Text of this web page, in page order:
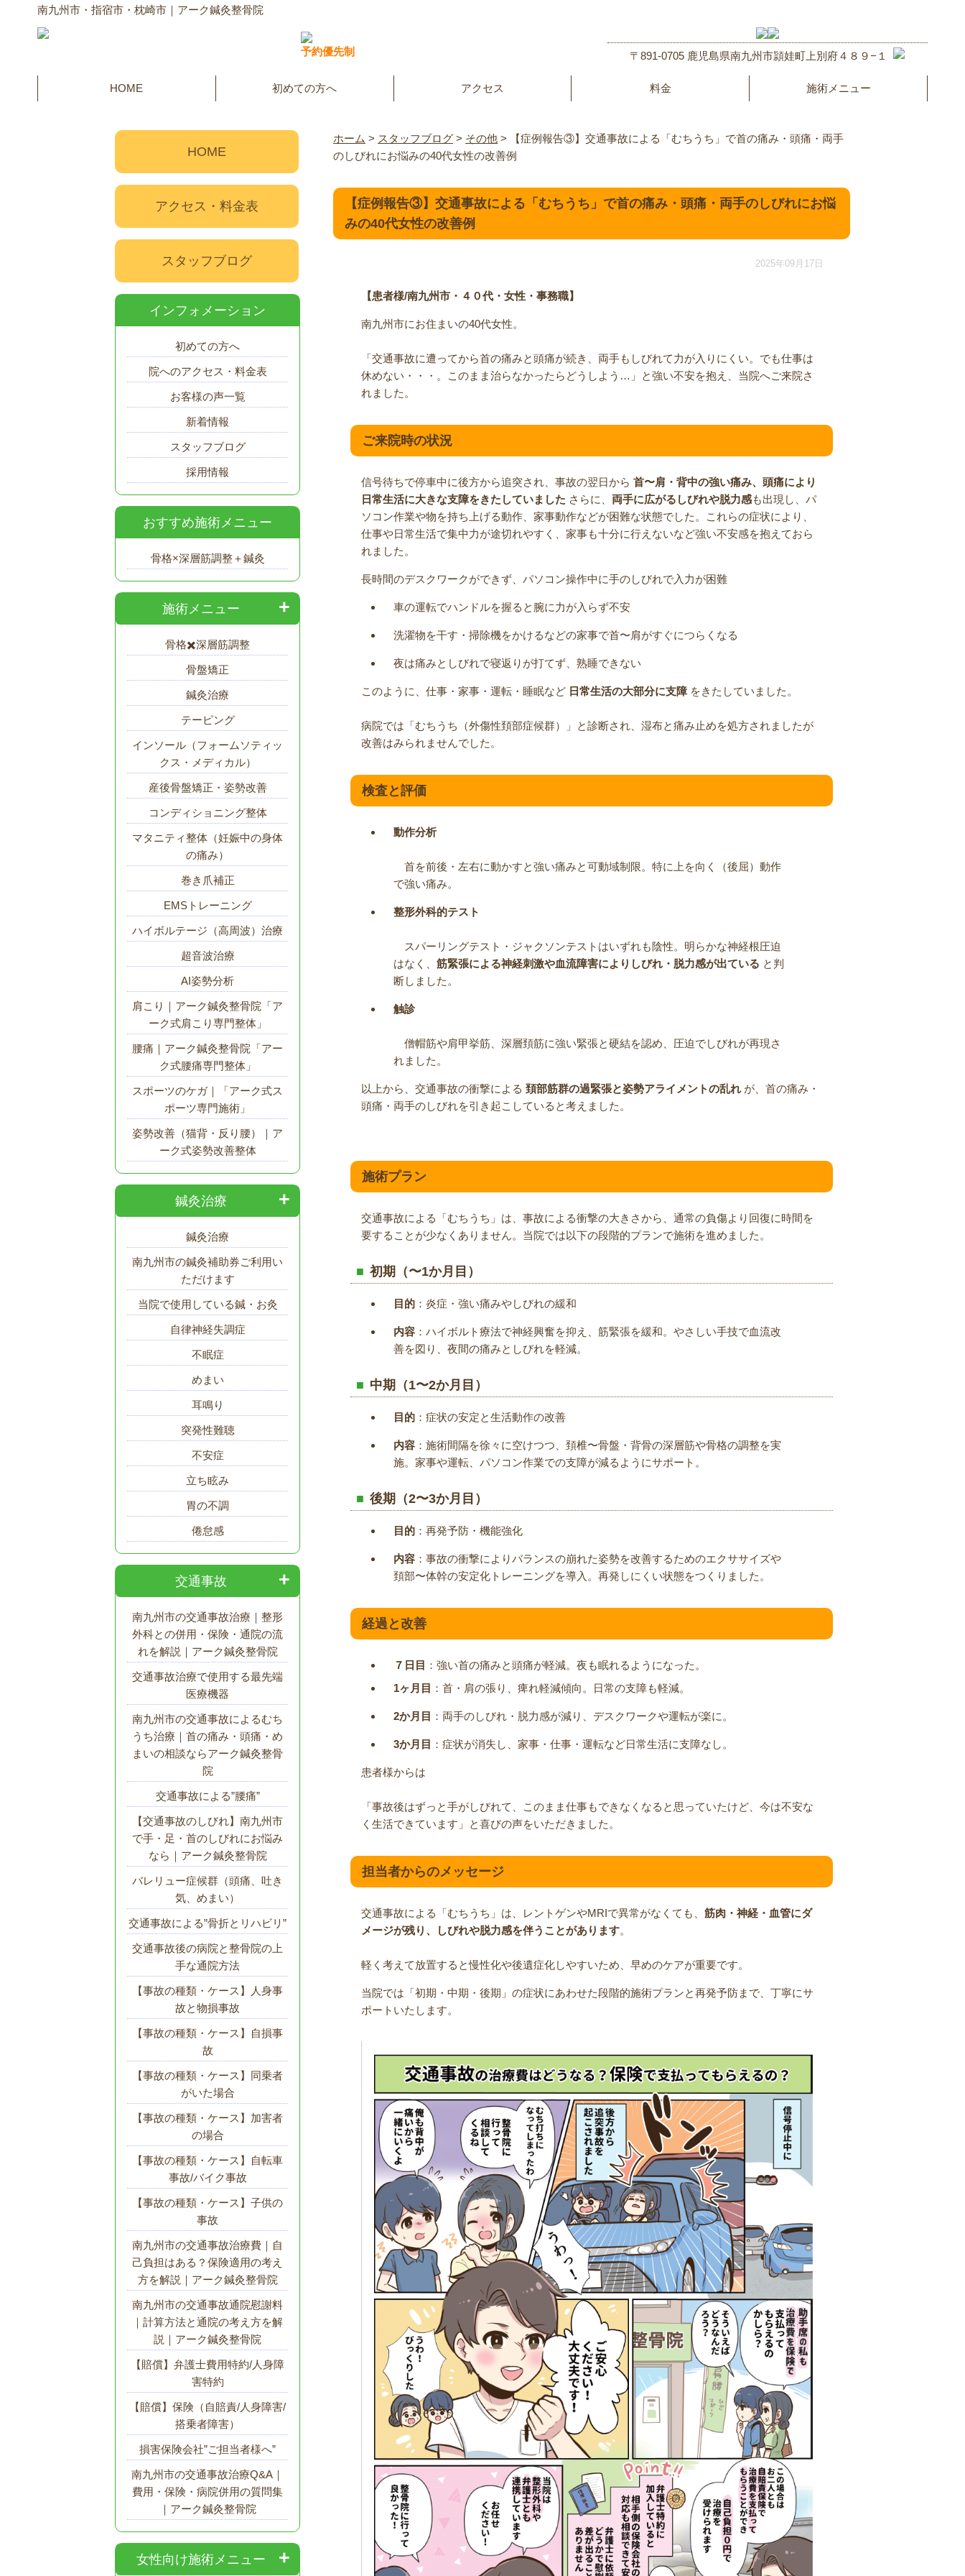
南九州市・指宿市・枕崎市｜アーク鍼灸整骨院
予約優先制 〒891-0705 鹿児島県南九州市頴娃町上別府４８９−１
HOME 初めての方へ アクセス 料金 施術メニュー
ホーム > スタッフブログ > その他 >
【症例報告③】交通事故による「むちうち」で首の痛み・頭痛・両手
のしびれにお悩みの40代女性の改善例
【症例報告③】交通事故による「むちうち」で首の痛み・頭痛・両手のしびれにお悩
みの40代女性の改善例
2025年09月17日
【患者様/南九州市・４０代・女性・事務職】
南九州市にお住まいの40代女性。
「交通事故に遭ってから首の痛みと頭痛が続き、両手もしびれて力が入りにくい。でも仕事は
休めない・・・。このまま治らなかったらどうしよう…」と強い不安を抱え、当院へご来院さ
れました。
ご来院時の状況
信号待ちで停車中に後方から追突され、事故の翌日から 首〜肩・背中の強い痛み、頭痛により
日常生活に大きな支障をきたしていました さらに、 両手に広がるしびれや脱力感も出現し、パ
ソコン作業や物を持ち上げる動作、家事動作などが困難な状態でした。これらの症状により、
仕事や日常生活で集中力が途切れやすく、家事も十分に行えないなど強い不安感を抱えておら
れました。
長時間のデスクワークができず、パソコン操作中に手のしびれで入力が困難
車の運転でハンドルを握ると腕に力が入らず不安
洗濯物を干す・掃除機をかけるなどの家事で首〜肩がすぐにつらくなる
夜は痛みとしびれで寝返りが打てず、熟睡できない
このように、仕事・家事・運転・睡眠など 日常生活の大部分に支障をきたしていました。
病院では「むちうち（外傷性頚部症候群）」と診断され、湿布と痛み止めを処方されましたが
改善はみられませんでした。
検査と評価
動作分析
首を前後・左右に動かすと強い痛みと可動域制限。特に上を向く（後屈）動作
で強い痛み。
整形外科的テスト
スパーリングテスト・ジャクソンテストはいずれも陰性。明らかな神経根圧迫
はなく、 筋緊張による神経刺激や血流障害によりしびれ・脱力感が出ている と判
断しました。
触診
僧帽筋や肩甲挙筋、深層頚筋に強い緊張と硬結を認め、圧迫でしびれが再現さ
れました。
以上から、交通事故の衝撃による 頚部筋群の過緊張と姿勢アライメントの乱れ が、首の痛み・
頭痛・両手のしびれを引き起こしていると考えました。
施術プラン
交通事故による「むちうち」は、事故による衝撃の大きさから、通常の負傷より回復に時間を
要することが少なくありません。当院では以下の段階的プランで施術を進めました。
初期（〜1か月目）
目的 ：炎症・強い痛みやしびれの緩和
内容 ：ハイボルト療法で神経興奮を抑え、筋緊張を緩和。やさしい手技で血流改
善を図り、夜間の痛みとしびれを軽減。
中期（1〜2か月目）
目的 ：症状の安定と生活動作の改善
内容 ：施術間隔を徐々に空けつつ、頚椎〜骨盤・背骨の深層筋や骨格の調整を実
施。家事や運転、パソコン作業での支障が減るようにサポート。
後期（2〜3か月目）
目的 ：再発予防・機能強化
内容 ：事故の衝撃によりバランスの崩れた姿勢を改善するためのエクササイズや
頚部〜体幹の安定化トレーニングを導入。再発しにくい状態をつくりました。
経過と改善
７日目 ：強い首の痛みと頭痛が軽減。夜も眠れるようになった。
1ヶ月目 ：首・肩の張り、痺れ軽減傾向。日常の支障も軽減。
2か月目 ：両手のしびれ・脱力感が減り、デスクワークや運転が楽に。
3か月目 ：症状が消失し、家事・仕事・運転など日常生活に支障なし。
患者様からは
「事故後はずっと手がしびれて、このまま仕事もできなくなると思っていたけど、今は不安な
く生活できています」と喜びの声をいただきました。
担当者からのメッセージ
交通事故による「むちうち」は、レントゲンやMRIで異常がなくても、 筋肉・神経・血管にダ
メージが残り、しびれや脱力感を伴うことがあります。
軽く考えて放置すると慢性化や後遺症化しやすいため、早めのケアが重要です。
当院では「初期・中期・後期」の症状にあわせた段階的施術プランと再発予防まで、丁寧にサ
ポートいたします。
HOME
アクセス・料金表
スタッフブログ
インフォメーション
初めての方へ
院へのアクセス・料金表
お客様の声一覧
新着情報
スタッフブログ
採用情報
おすすめ施術メニュー
骨格×深層筋調整＋鍼灸
施術メニュー
骨格✖️深層筋調整
骨盤矯正
鍼灸治療
テーピング
インソール（フォームソティッ
クス・メディカル）
産後骨盤矯正・姿勢改善
コンディショニング整体
マタニティ整体（妊娠中の身体
の痛み）
巻き爪補正
EMSトレーニング
ハイボルテージ（高周波）治療
超音波治療
AI姿勢分析
肩こり｜アーク鍼灸整骨院「ア
ーク式肩こり専門整体」
腰痛｜アーク鍼灸整骨院「アー
ク式腰痛専門整体」
スポーツのケガ｜「アーク式ス
ポーツ専門施術」
姿勢改善（猫背・反り腰）｜ア
ーク式姿勢改善整体
鍼灸治療
鍼灸治療
南九州市の鍼灸補助券ご利用い
ただけます
当院で使用している鍼・お灸
自律神経失調症
不眠症
めまい
耳鳴り
突発性難聴
不安症
立ち眩み
胃の不調
倦怠感
交通事故
南九州市の交通事故治療｜整形
外科との併用・保険・通院の流
れを解説｜アーク鍼灸整骨院
交通事故治療で使用する最先端
医療機器
南九州市の交通事故によるむち
うち治療｜首の痛み・頭痛・め
まいの相談ならアーク鍼灸整骨
院
交通事故による”腰痛”
【交通事故のしびれ】南九州市
で手・足・首のしびれにお悩み
なら｜アーク鍼灸整骨院
バレリュー症候群（頭痛、吐き
気、めまい）
交通事故による”骨折とリハビリ”
交通事故後の病院と整骨院の上
手な通院方法
【事故の種類・ケース】人身事
故と物損事故
【事故の種類・ケース】自損事
故
【事故の種類・ケース】同乗者
がいた場合
【事故の種類・ケース】加害者
の場合
【事故の種類・ケース】自転車
事故/バイク事故
【事故の種類・ケース】子供の
事故
南九州市の交通事故治療費｜自
己負担はある？保険適用の考え
方を解説｜アーク鍼灸整骨院
南九州市の交通事故通院慰謝料
｜計算方法と通院の考え方を解
説｜アーク鍼灸整骨院
【賠償】弁護士費用特約/人身障
害特約
【賠償】保険（自賠責/人身障害/
搭乗者障害）
損害保険会社”ご担当者様へ”
南九州市の交通事故治療Q&A｜
費用・保険・病院併用の質問集
｜アーク鍼灸整骨院
女性向け施術メニュー